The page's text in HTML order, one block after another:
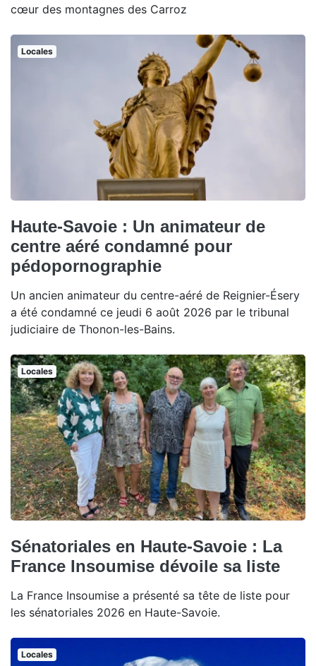
cœur des montagnes des Carroz
Locales
Haute-Savoie : Un animateur de
centre aéré condamné pour
pédopornographie
Un ancien animateur du centre-aéré de Reignier-Ésery
a été condamné ce jeudi 6 août 2026 par le tribunal
judiciaire de Thonon-les-Bains.
Locales
Sénatoriales en Haute-Savoie : La
France Insoumise dévoile sa liste
La France Insoumise a présenté sa tête de liste pour
les sénatoriales 2026 en Haute-Savoie.
Locales